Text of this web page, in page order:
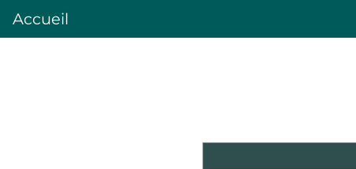
Accueil